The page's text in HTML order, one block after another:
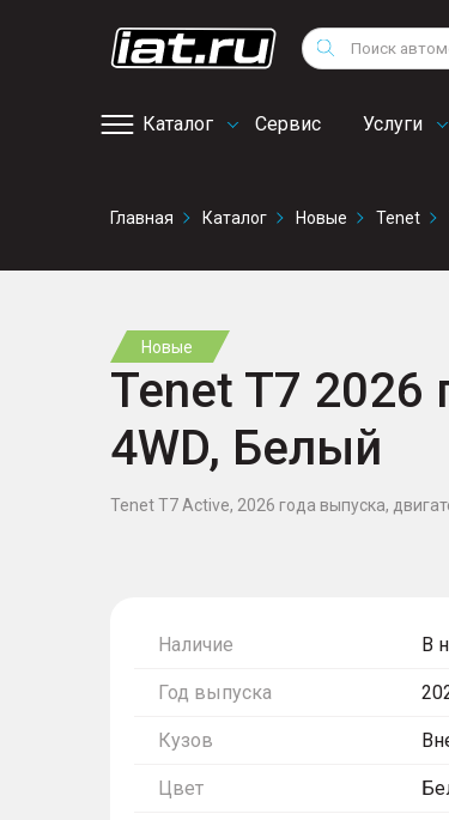
Поиск
Каталог Сервис
сервис
Услуги
Снегоходы
Квадроциклы
Главная Каталог Новые Tenet
Новые
Tenet T7 2026
4WD, Белый
Tenet T7 Active, 2026 года выпуска,
Наличие В
Год выпуска
Кузов
Цвет